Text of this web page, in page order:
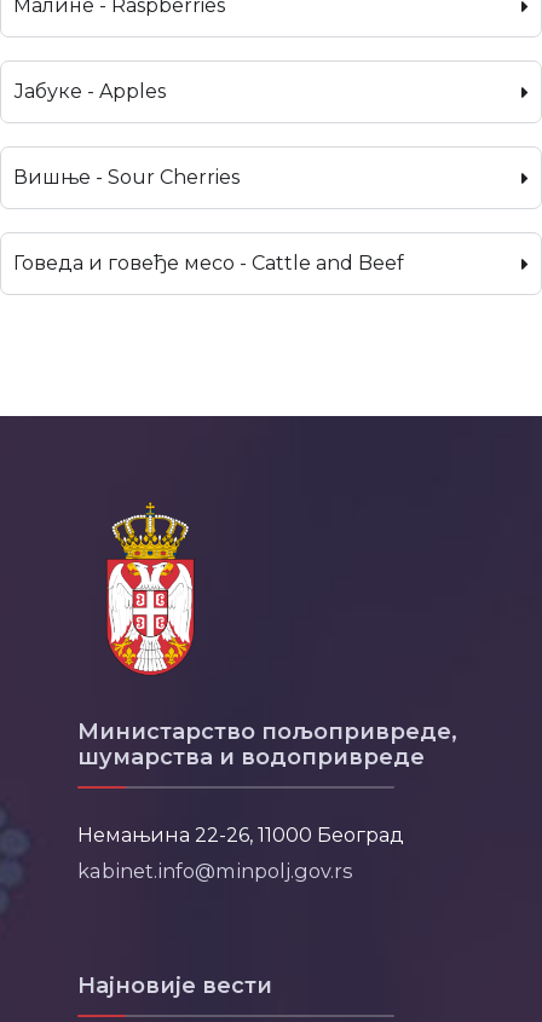
Малине - Raspberries
Јабуке - Apples
Вишње - Sour Cherries
Говеда и говеђе месо - Cattle and Beef
Министарство пољопривреде,
шумарства и водопривреде
Немањина 22-26, 11000 Београд
kabinet.info@minpolj.gov.rs
Најновије вести